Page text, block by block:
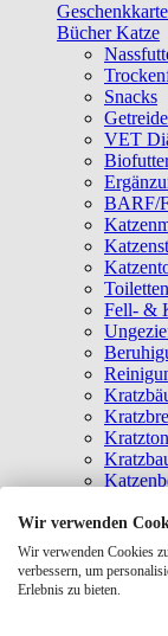
Bücher Katze
Snacks
VET
BARF/
Fell- &
Wir verwenden
Wir verwenden Cookies
verbessern, um
Erlebnis zu bieten.